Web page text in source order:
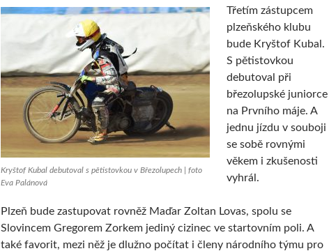
Kryštof Kubal debutoval s pětistovkou v Březolupech | foto
Eva Palánová
Třetím zástupcem
plzeňského klubu
bude Kryštof Kubal.
S pětistovkou
debutoval při
březolupské juniorce
na Prvního máje. A
jednu jízdu v souboji
se sobě rovnými
věkem i zkušenosti
vyhrál.
Plzeň bude zastupovat rovněž Maďar Zoltan Lovas, spolu se
Slovincem Gregorem Zorkem jediný cizinec ve startovním poli. A
také favorit, mezi něž je dlužno počítat i členy národního týmu pro